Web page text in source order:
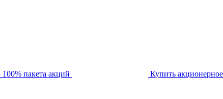
пакета акций Купить